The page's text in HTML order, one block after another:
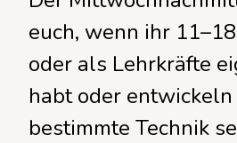
euch, wenn ihr
oder als Lehrkräfte
habt oder
bestimmte Technik